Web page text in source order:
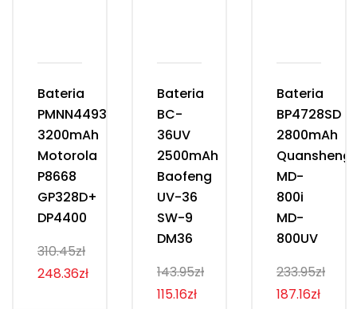
Bateria
PMNN4493D
3200mAh
Motorola
P8668
GP328D+
DP4400
310.45zł
248.36zł
Bateria
BC-
36UV
2500mAh
Baofeng
UV-36
SW-9
DM36
143.95zł
115.16zł
Bateria
BP4728SD
2800mAh
Quansheng
MD-
800i
MD-
800UV
233.95zł
187.16zł